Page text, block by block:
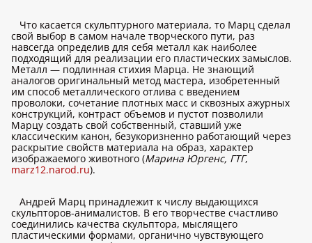
Что касается скульптурного материала, то Марц сделал
свой выбор в самом начале творческого пути, раз
навсегда определив для себя металл как наиболее
подходящий для реализации его пластических замыслов.
Металл — подлинная стихия Марца. Не знающий
аналогов оригинальный метод мастера, изобретенный
им способ металлического отлива с введением
проволоки, сочетание плотных масс и сквозных ажурных
конструкций, контраст объемов и пустот позволили
Марцу создать свой собственный, ставший уже
классическим канон, безукоризненно работающий через
раскрытие свойств материала на образ, характер
изображаемого животного (Марина Юргенс, ГТГ,
marz12.narod.ru).
Андрей Марц принадлежит к числу выдающихся
скульпторов-анималистов. В его творчестве счастливо
соединились качества скульптора, мыслящего
пластическими формами, органично чувствующего